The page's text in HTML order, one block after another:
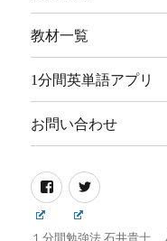
教材一覧
1分間英単語アプリ
お問い合わせ
FacebookTwitter
１分間勉強法 石井貴士